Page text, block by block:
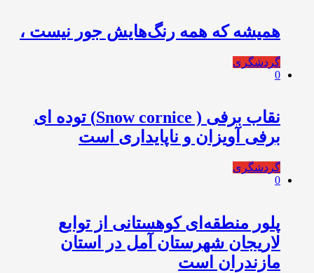
همیشه که همه رنگ‌هایش جور نیست ،
گردشگری
0
نقاب برفی ( Snow cornice) توده ای
برفی آویزان و ناپایداری است
گردشگری
0
پلور منطقه‌ای کوهستانی از توابع
لاریجان شهرستان آمل در استان
مازندران است